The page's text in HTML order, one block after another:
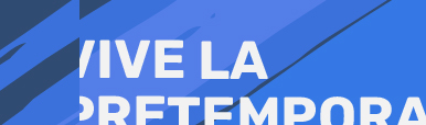
al
contenido